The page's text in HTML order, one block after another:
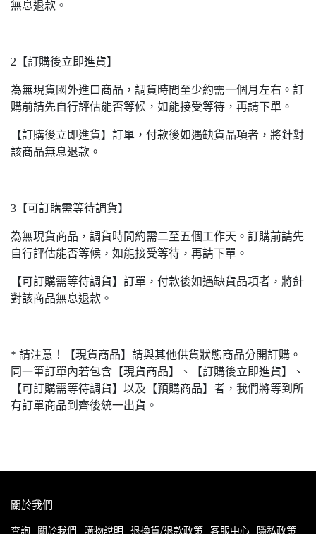
無息退款。
2【訂購後立即進貨】
為無現貨國外進口商品，調貨時間至少約需一個月左右。訂
購前請先自行評估能否等候，如能接受等待，再請下單。
【訂購後立即進貨】訂單，付款後如遇缺貨品項者，將針對
該商品無息退款。
3【可訂購需等待調貨】
為無現貨商品，調貨時間約需二至五個工作天。訂購前請先
自行評估能否等候，如能接受等待，再請下單。
【可訂購需等待調貨】訂單，付款後如遇缺貨品項者，將針
對該商品無息退款。
* 請注意！【現貨商品】請與其他供貨狀態商品分開訂購。
同一筆訂單內若包含【現貨商品】、【訂購後立即進貨】、
【可訂購需等待調貨】以及【預購商品】者，我們將等到所
有訂單商品到齊後統一出貨。
關於我們
查詢 關於我們 購物說明 退換貨/退款政策 客服中心 隱私政策